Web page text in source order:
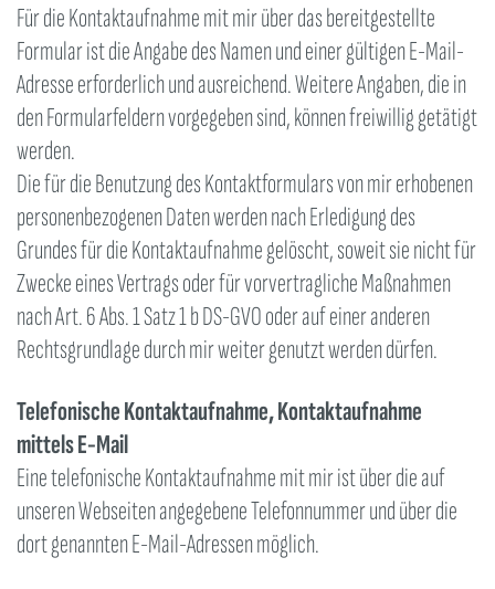
Für die Kontaktaufnahme mit mir über das bereitgestellte
Formular ist die Angabe des Namen und einer gültigen E-Mail-
Adresse erforderlich und ausreichend. Weitere Angaben, die in
den Formularfeldern vorgegeben sind, können freiwillig getätigt
werden.
Die für die Benutzung des Kontaktformulars von mir erhobenen
personenbezogenen Daten werden nach Erledigung des
Grundes für die Kontaktaufnahme gelöscht, soweit sie nicht für
Zwecke eines Vertrags oder für vorvertragliche Maßnahmen
nach Art. 6 Abs. 1 Satz 1 b DS-GVO oder auf einer anderen
Rechtsgrundlage durch mir weiter genutzt werden dürfen.
Telefonische Kontaktaufnahme, Kontaktaufnahme
mittels E-Mail
Eine telefonische Kontaktaufnahme mit mir ist über die auf
unseren Webseiten angegebene Telefonnummer und über die
dort genannten E-Mail-Adressen möglich.